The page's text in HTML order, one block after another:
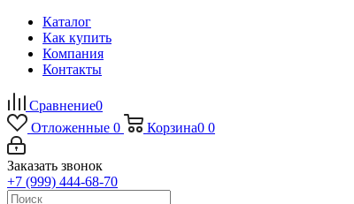
Каталог
Как купить
Компания
Контакты
Сравнение0
Отложенные 0 Корзина0 0
Заказать звонок
+7 (999) 444-68-70